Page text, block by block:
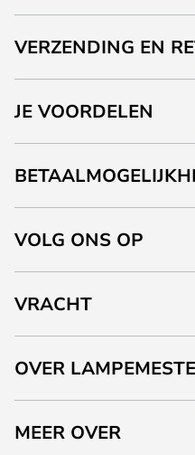
VERZENDING EN
JE VOORDELEN
VOLG ONS OP
VRACHT
OVER
MEER OVER